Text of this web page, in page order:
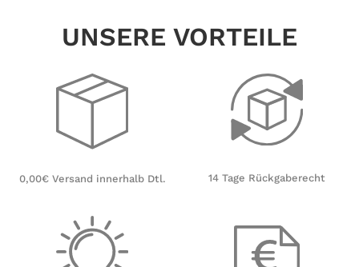
UNSERE VORTEILE
0,00€ Versand innerhalb Dtl. 14 Tage Rückgaberecht